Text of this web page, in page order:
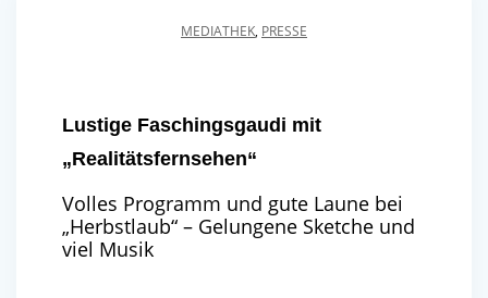
MEDIATHEK, PRESSE
Lustige Faschingsgaudi mit
„Realitätsfernsehen“
Volles Programm und gute Laune bei
„Herbstlaub“ – Gelungene Sketche und
viel Musik